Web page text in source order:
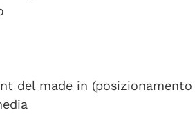
del made in